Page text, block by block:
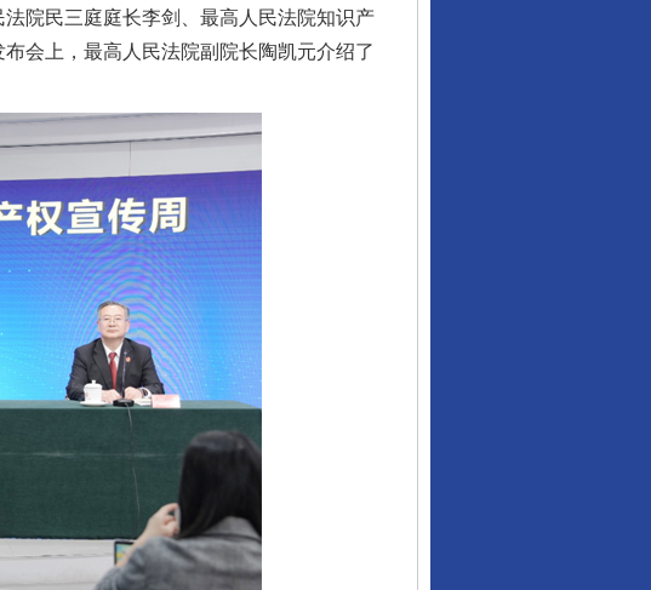
院民三庭庭长李剑、最高人民法院知识产
会上，最高人民法院副院长陶凯元介绍了